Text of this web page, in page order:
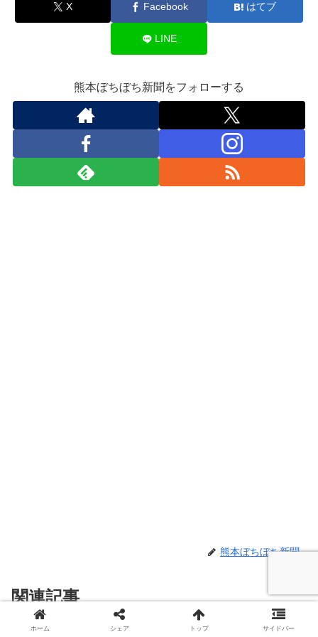
X Facebook はてブ
LINE
熊本ぼちぼち新聞をフォローする
熊本ぼちぼち新聞
関連記事
ホーム シェア トップ サイドバー